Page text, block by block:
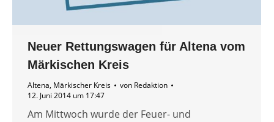
Neuer Rettungswagen für Altena vom
Märkischen Kreis
Altena, Märkischer Kreis von Redaktion
12. Juni 2014 um 17:47
Am Mittwoch wurde der Feuer- und